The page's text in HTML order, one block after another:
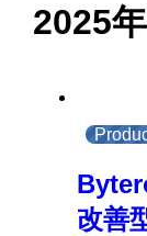
2025
改善